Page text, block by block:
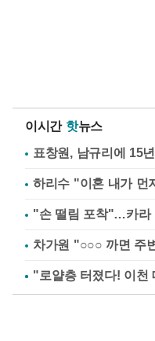
이시간 핫뉴스
표창원, 남규리에 15
하리수 "이혼 내가
"손 떨림 포착"…카라
차가원 "○○○ 까면 주